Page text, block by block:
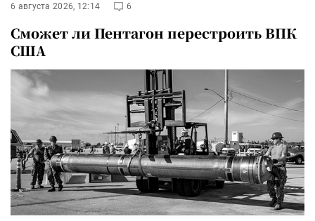
6 августа 2026, 12:14 6
Сможет ли Пентагон перестроить ВПК
США